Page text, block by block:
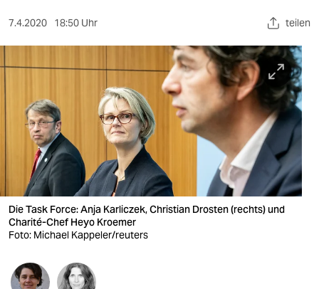
sport
berlin
nord
wahrheit
verlag
verlag
veranstaltungen
fragen & hilfe
7.4.2020 18:50 Uhr teilen
Die Task Force: Anja Karliczek, Christian Drosten (rechts) und
Charité-Chef Heyo Kroemer
Foto: Michael Kappeler/reuters